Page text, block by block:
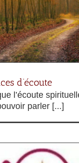
d’écoute
l’écoute
parler [...]